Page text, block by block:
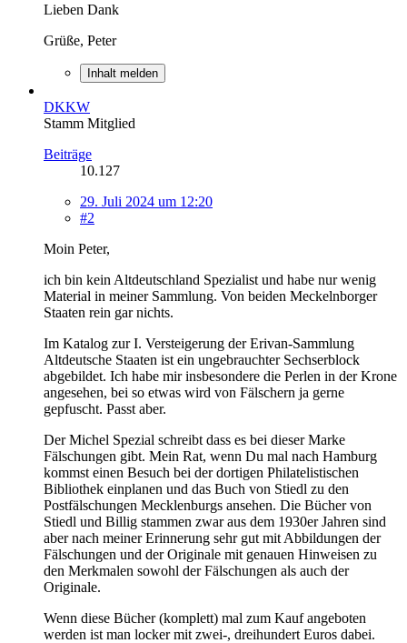
Lieben Dank
Grüße, Peter
Inhalt melden
DKKW
Stamm Mitglied
Beiträge
10.127
29. Juli 2024 um 12:20
#2
Moin Peter,
ich bin kein Altdeutschland Spezialist und habe nur wenig
Material in meiner Sammlung. Von beiden Meckelnborger
Staaten rein gar nichts.
Im Katalog zur I. Versteigerung der Erivan-Sammlung
Altdeutsche Staaten ist ein ungebrauchter Sechserblock
abgebildet. Ich habe mir insbesondere die Perlen in der Krone
angesehen, bei so etwas wird von Fälschern ja gerne
gepfuscht. Passt aber.
Der Michel Spezial schreibt dass es bei dieser Marke
Fälschungen gibt. Mein Rat, wenn Du mal nach Hamburg
kommst einen Besuch bei der dortigen Philatelistischen
Bibliothek einplanen und das Buch von Stiedl zu den
Postfälschungen Mecklenburgs ansehen. Die Bücher von
Stiedl und Billig stammen zwar aus dem 1930er Jahren sind
aber nach meiner Erinnerung sehr gut mit Abbildungen der
Fälschungen und der Originale mit genauen Hinweisen zu
den Merkmalen sowohl der Fälschungen als auch der
Originale.
Wenn diese Bücher (komplett) mal zum Kauf angeboten
werden ist man locker mit zwei-, dreihundert Euros dabei.